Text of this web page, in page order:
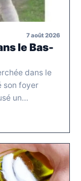
7 août 2026
le Bas-
dans le
son foyer
un…